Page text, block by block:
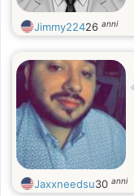
Jimmy22426 anni
Jaxxneedsu30 anni